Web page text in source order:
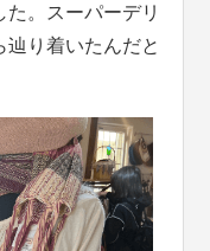
。スーパーデリ
り着いたんだと